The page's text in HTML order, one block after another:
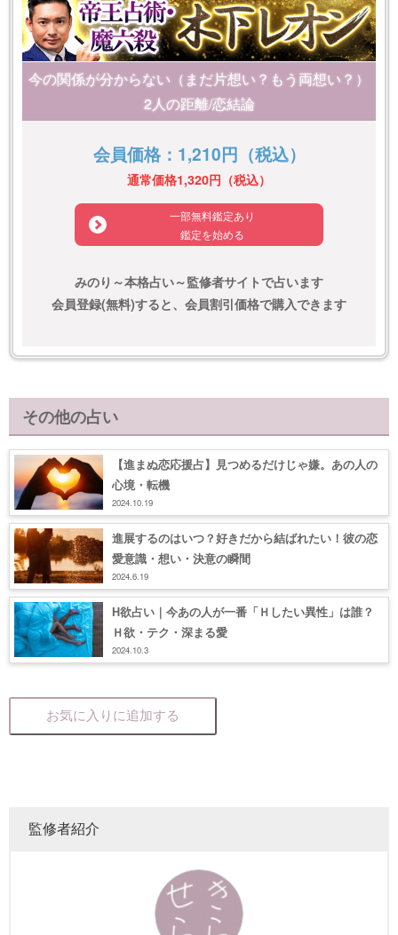
今の関係が分からない（まだ片想い？もう両想い？）
2人の距離/恋結論
会員価格：1,210円（税込）
通常価格1,320円（税込）
一部無料鑑定あり
鑑定を始める
みのり～本格占い～監修者サイトで占います
会員登録(無料)すると、会員割引価格で購入できます
その他の占い
【進まぬ恋応援占】見つめるだけじゃ嫌。あの人の
心境・転機
2024.10.19
進展するのはいつ？好きだから結ばれたい！彼の恋
愛意識・想い・決意の瞬間
2024.6.19
H欲占い｜今あの人が一番「Ｈしたい異性」は誰？
Ｈ欲・テク・深まる愛
2024.10.3
お気に入りに追加する
監修者紹介